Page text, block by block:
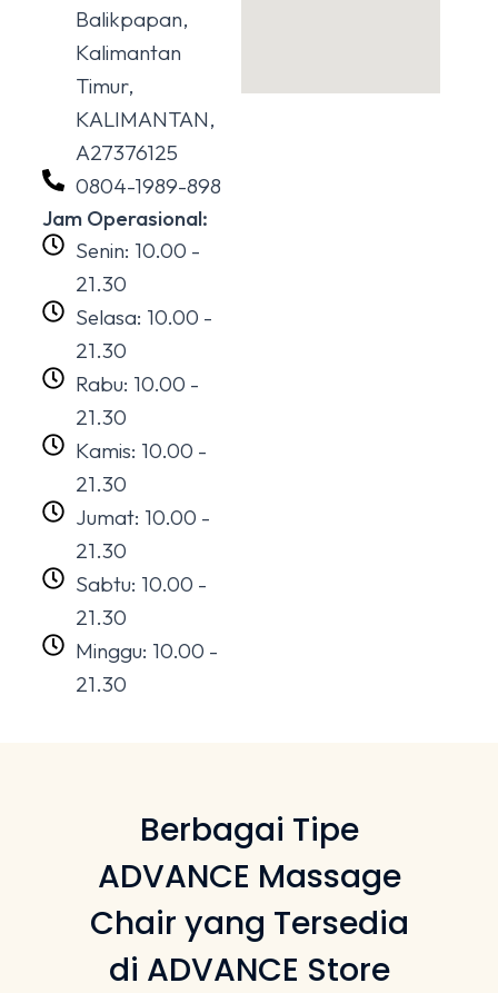
Balikpapan,
Kalimantan
Timur,
KALIMANTAN,
A27376125
0804-1989-898
Jam Operasional:
Senin: 10.00 -
21.30
Selasa: 10.00 -
21.30
Rabu: 10.00 -
21.30
Kamis: 10.00 -
21.30
Jumat: 10.00 -
21.30
Sabtu: 10.00 -
21.30
Minggu: 10.00 -
21.30
Berbagai Tipe
ADVANCE Massage
Chair yang Tersedia
di ADVANCE Store